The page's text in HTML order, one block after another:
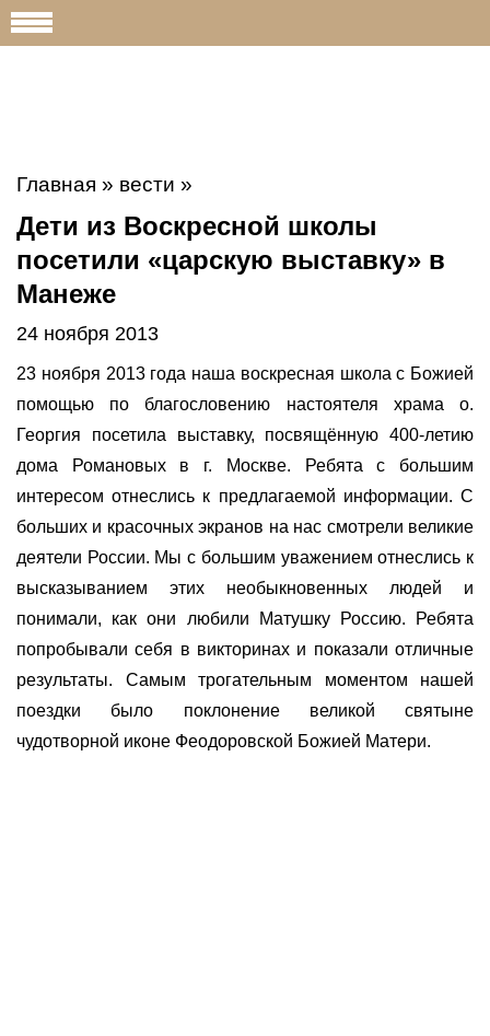
Главная » вести »
Дети из Воскресной школы
посетили «царскую выставку» в
Манеже
24 ноября 2013
23 ноября 2013 года наша воскресная школа с Божией
помощью по благословению настоятеля храма о.
Георгия посетила выставку, посвящённую 400-летию
дома Романовых в г. Москве. Ребята с большим
интересом отнеслись к предлагаемой информации. С
больших и красочных экранов на нас смотрели великие
деятели России. Мы с большим уважением отнеслись к
высказыванием этих необыкновенных людей и
понимали, как они любили Матушку Россию. Ребята
попробывали себя в викторинах и показали отличные
результаты. Самым трогательным моментом нашей
поездки было поклонение великой святыне
чудотворной иконе Феодоровской Божией Матери.